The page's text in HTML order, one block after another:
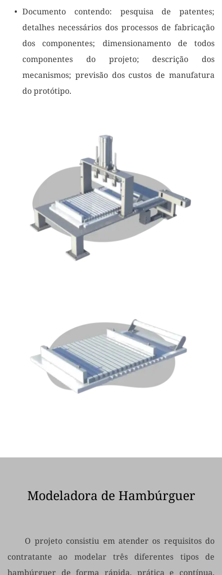
Documento contendo: pesquisa de patentes;
detalhes necessários dos processos de fabricação
dos componentes; dimensionamento de todos
componentes do projeto; descrição dos
mecanismos; previsão dos custos de manufatura
do protótipo.
Modeladora de Hambúrguer
contratante ao modelar três diferentes tipos de
hambúrguer de forma rápida, prática e contínua,